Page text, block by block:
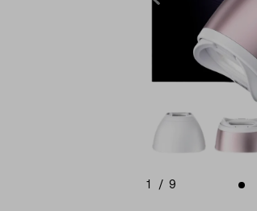
1 / 9